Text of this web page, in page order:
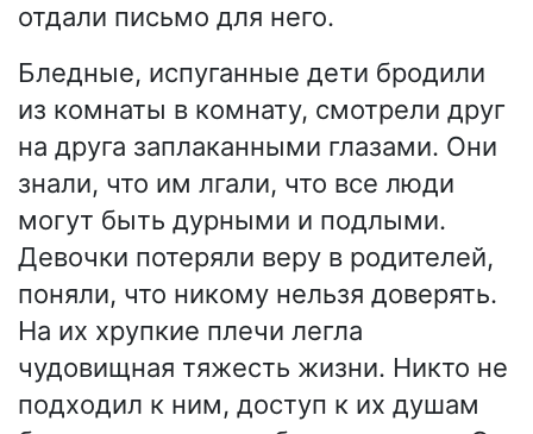
отдали письмо для него.
Бледные, испуганные дети бродили
из комнаты в комнату, смотрели друг
на друга заплаканными глазами. Они
знали, что им лгали, что все люди
могут быть дурными и подлыми.
Девочки потеряли веру в родителей,
поняли, что никому нельзя доверять.
На их хрупкие плечи легла
чудовищная тяжесть жизни. Никто не
подходил к ним, доступ к их душам